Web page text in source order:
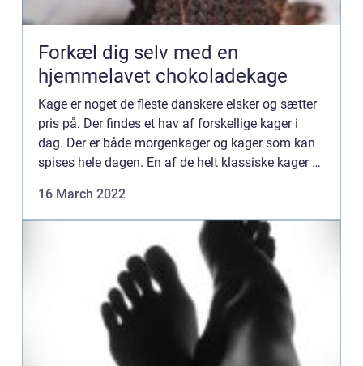
Forkæl dig selv med en
hjemmelavet chokoladekage
Kage er noget de fleste danskere elsker og sætter
pris på. Der findes et hav af forskellige kager i
dag. Der er både morgenkager og kager som kan
spises hele dagen. En af de helt klassiske kager er
hvi...
16 March 2022